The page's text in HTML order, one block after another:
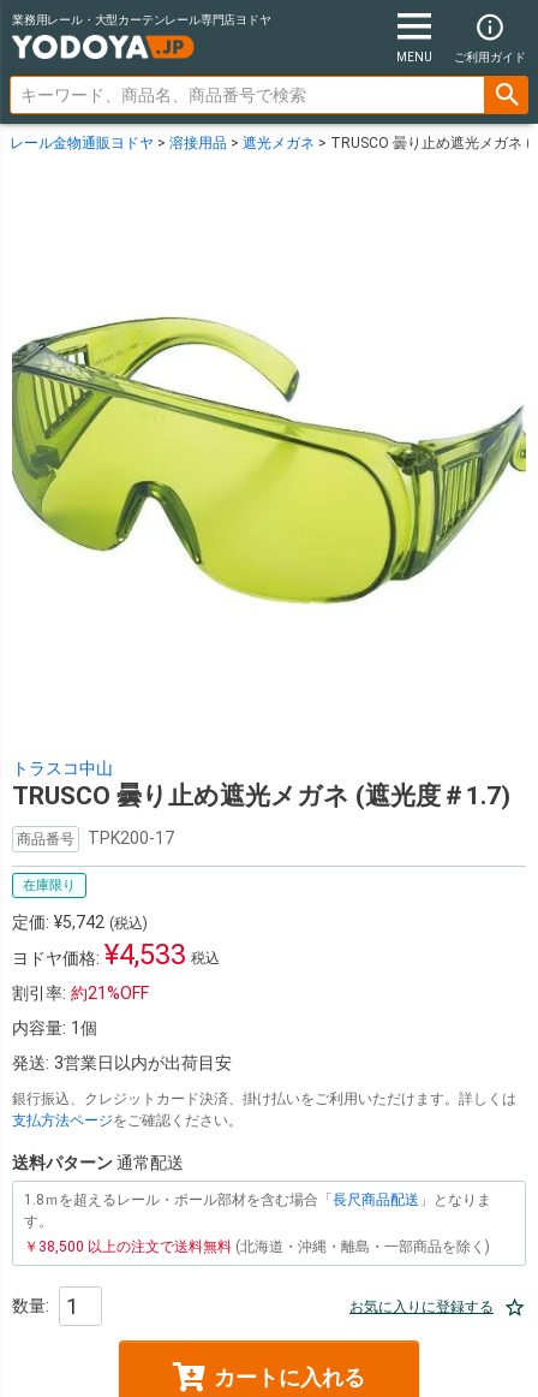
業務用レール・大型カーテンレール専門店ヨドヤ
MENU ご利用ガイド
レール金物通販ヨドヤ 溶接用品 遮光メガネ TRUSCO 曇り止め遮光メガネ (
トラスコ中山
TRUSCO 曇り止め遮光メガネ (遮光度＃1.7)
商品番号 TPK200-17
在庫限り
定価: ¥5,742 (税込)
ヨドヤ価格: ¥4,533 税込
割引率: 約21%OFF
内容量: 1個
発送: 3営業日以内が出荷目安
銀行振込、クレジットカード決済、掛け払いをご利用いただけます。詳しくは
支払方法ページをご確認ください。
送料パターン通常配送
1.8ｍを超えるレール・ポール部材を含む場合「 長尺商品配送 」となりま
す。
￥38,500 以上の注文で送料無料 (北海道・沖縄・離島・一部商品を除く)
お気に入りに登録する
カートに入れる